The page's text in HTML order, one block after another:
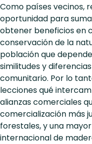
Como países vecinos,
oportunidad para
obtener beneficios en
conservación de la
población que
similitudes y
comunitario. Por lo
lecciones qué
alianzas comerciales
comercialización más
forestales, y una
internacional de